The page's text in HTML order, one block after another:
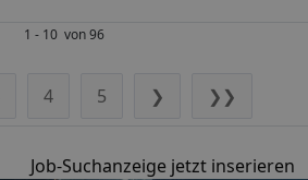
1 - 10 von 96
4 5 ❯ ❯❯
Job-Suchanzeige jetzt inserieren